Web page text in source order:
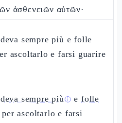
ἀσθενειῶν αὐτῶν·
sempre più e folle
ascoltarlo e farsi guarire
sempre piùⓘ efolle
ascoltarlo e farsi